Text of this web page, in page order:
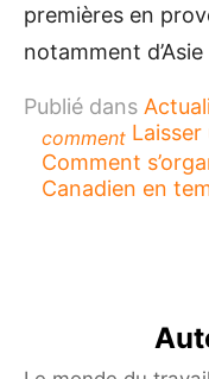
premières en
notamment
Publié dans
comment
Comment
Canadien en